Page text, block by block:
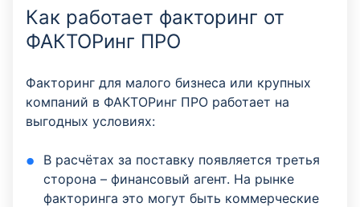
Как работает факторинг от
ФАКТОРинг ПРО
Факторинг для малого бизнеса или крупных
компаний в ФАКТОРинг ПРО работает на
выгодных условиях:
В расчётах за поставку появляется третья
сторона – финансовый агент. На рынке
факторинга это могут быть коммерческие